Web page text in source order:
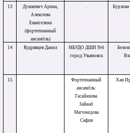
13
Душкевич Арина,
Алексеева
Евангелина
(фортепианный
ансамбль)
. Бурлова
14 Кудрявцев Данил
МБУДО ДШИ №6
город Ульяновск
15
Фортепианный
ансамбль:
Гасайниева
Зайнаб
Магомедова
Сафия
Хан